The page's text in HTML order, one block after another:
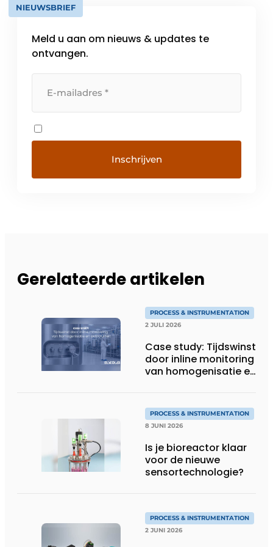
NIEUWSBRIEF
Meld u aan om nieuws & updates te
ontvangen.
Gerelateerde artikelen
PROCESS & INSTRUMENTATION
2 JULI 2026
Case study: Tijdswinst
door inline monitoring
van homogenisatie en
PROCESS & INSTRUMENTATION
8 JUNI 2026
Is je bioreactor klaar
voor de nieuwe
sensortechnologie?
PROCESS & INSTRUMENTATION
2 JUNI 2026